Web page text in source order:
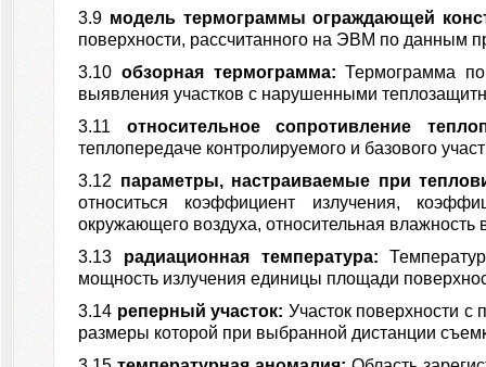
3.9 модель термограммы ограждающей
поверхности, рассчитанного на ЭВМ по данным
3.10 обзорная термограмма:Термограмма
выявления участков с нарушенными
3.11 относительное сопротивление
теплопередаче контролируемого и базового
3.12 параметры, настраиваемые при
относиться коэффициент излучения,
окружающего воздуха, относительная влажность
3.13 радиационная температура:
мощность излучения единицы площади
3.14 реперный участок: Участок поверхности
размеры которой при выбранной дистанции